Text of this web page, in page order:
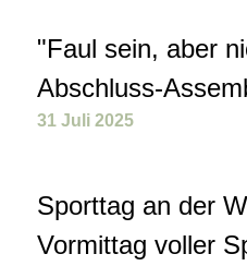
"Faul sein, aber
Abschluss-
31 Juli 2025
Sporttag an der
Vormittag voller